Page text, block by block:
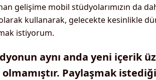
gelişime mobil stüdyolarımızın da
kullanarak, gelecekte kesinlikle
istiyorum.
aynı anda yeni içerik
Paylaşmak